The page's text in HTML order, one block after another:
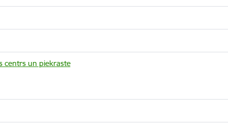
centrs un piekraste